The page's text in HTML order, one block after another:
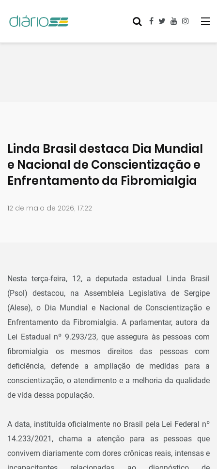
Linda Brasil destaca Dia Mundial
e Nacional de Conscientização e
Enfrentamento da Fibromialgia
12 de maio de 2026, 17:22
Nesta terça-feira, 12, a deputada estadual Linda Brasil
(Psol) destacou, na Assembleia Legislativa de Sergipe
(Alese), o Dia Mundial e Nacional de Conscientização e
Enfrentamento da Fibromialgia. A parlamentar, autora da
Lei Estadual nº 9.293/23, que assegura às pessoas com
fibromialgia os mesmos direitos das pessoas com
deficiência, defende a ampliação de medidas para a
conscientização, o atendimento e a melhoria da qualidade
de vida dessa população.
A data, instituída oficialmente no Brasil pela Lei Federal nº
14.233/2021, chama a atenção para as pessoas que
convivem diariamente com dores crônicas reais, intensas e